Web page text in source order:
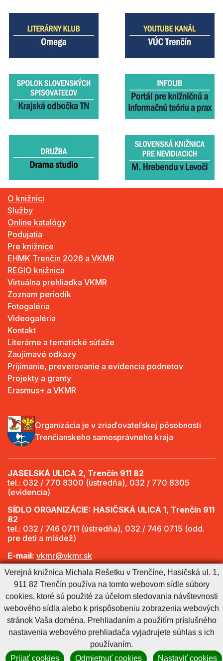
O knižnici
Služby
Online katalógy
Podujatia
Pre knižnice
EHMK Trenčín 2026 a VKMR
REGIO knižnica
Virtuálna prehliadka VKMR
Zoznam periodík
Fotogaléria
Videogaléria
Kontakt
Literárne a tematické súťaže
Zaujímavé odkazy
Prijímanie, preverovanie a evidencia podnetov
Projekty a granty
Erasmus+ a VKMR
Organizácia je v zriaďovateľskej pôsobnosti
Trenčianskeho samosprávneho kraja
JASELSKÁ ULICA 2, Trenčín 911 82
tel.: 032 / 770 8300 (ústredňa), 032 / 770 8305
(evidencia)
SÍDLO ORGANIZÁCIE: HASIČSKÁ ULICA 1, Trenčín 911
82
tel.: 032 / 746 0711 (ústredňa), 032 / 746 0715 (odd.
pre deti a mládež)
E-mail: vkmr@vkmr.sk
Web: http://www.vkmr.sk
Viac informácií - Otváracie hodiny
Cookies nastavenieCookies - viac informáciíVyhlásenie o prístupnosti
Technický prevádzkovateľ
Správca obsahu
GenerujeCMS BUXUS
Verejná knižnica Michala Rešetku v Trenčíne, Hasičská ul. 1,
911 82 Trenčín používa na tomto webovom sídle súbory
cookies, ktoré sú použité za účelom sledovania návštevnosti
webového sídla alebo k prispôsobeniu zobrazenia webových
stránok Vaša doména. Prehliadaním a použitím príslušného
nastavenia webového prehliadača vyjadrujete súhlas s ich
používaním.
Prijať cookies
Odmietnuť cookies Nastaviť cookies